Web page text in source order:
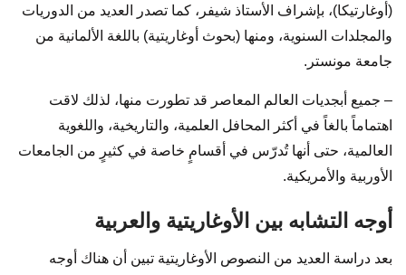
(أوغارتيكا)، بإشراف الأستاذ شيفر، كما تصدر العديد من الدوريات
والمجلدات السنوية، ومنها (بحوث أوغاريتية) باللغة الألمانية من
جامعة مونستر.
– جميع أبجديات العالم المعاصر قد تطورت منها، لذلك لاقت
اهتماماً بالغاً في أكثر المحافل العلمية، والتاريخية، واللغوية
العالمية، حتى أنها تُدرّس في أقسامٍ خاصة في كثيرٍ من الجامعات
الأوربية والأمريكية.
أوجه التشابه بين الأوغاريتية والعربية
بعد دراسة العديد من النصوص الأوغاريتية تبين أن هناك أوجه